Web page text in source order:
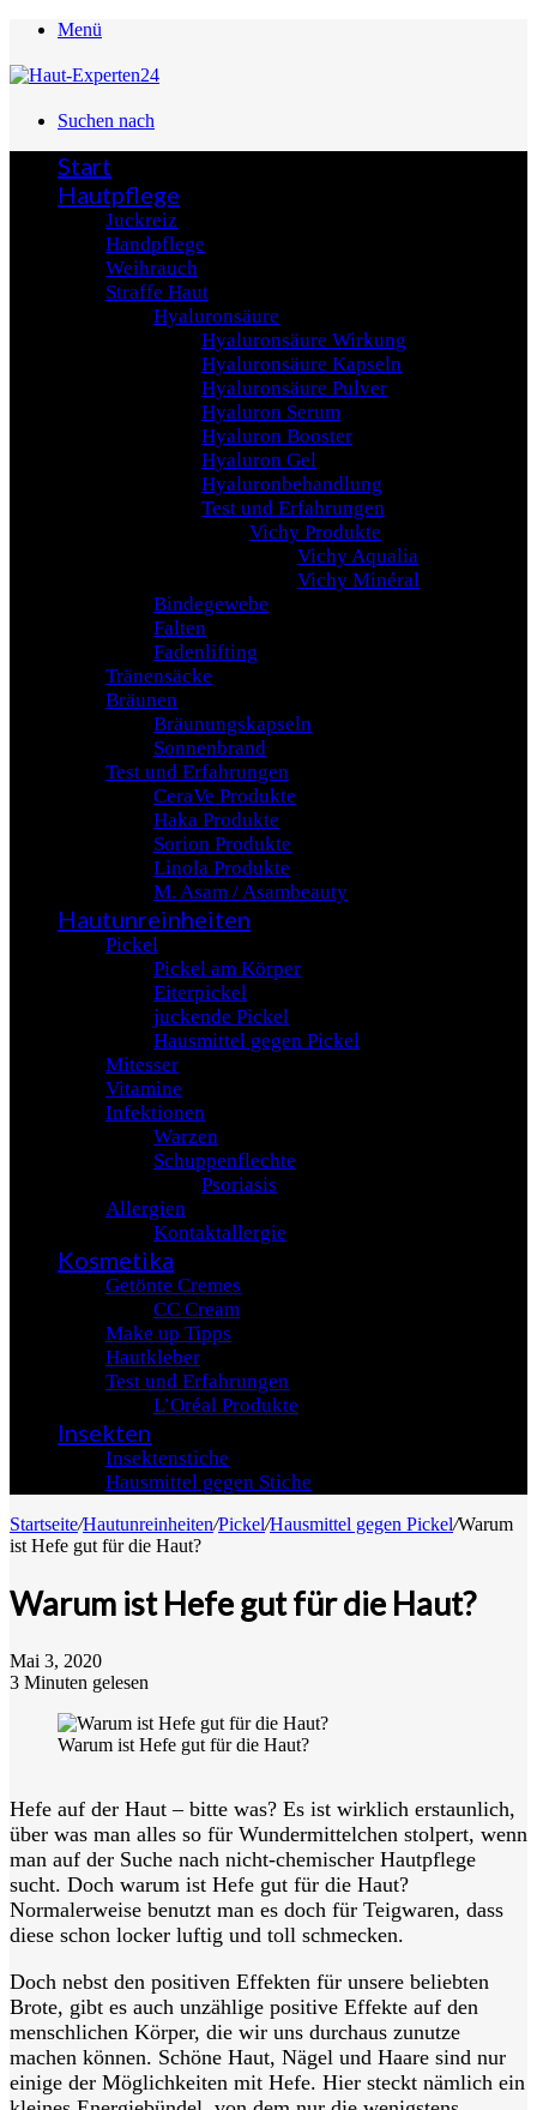
Menü
Suchen nach
Start
Hautpflege
Juckreiz
Handpflege
Weihrauch
Straffe Haut
Hyaluronsäure
Hyaluronsäure Wirkung
Hyaluronsäure Kapseln
Hyaluronsäure Pulver
Hyaluron Serum
Hyaluron Booster
Hyaluron Gel
Hyaluronbehandlung
Test und Erfahrungen
Vichy Produkte
Vichy Aqualia
Vichy Minéral
Bindegewebe
Falten
Fadenlifting
Tränensäcke
Bräunen
Bräunungskapseln
Sonnenbrand
Test und Erfahrungen
CeraVe Produkte
Haka Produkte
Sorion Produkte
Linola Produkte
M. Asam / Asambeauty
Hautunreinheiten
Pickel
Pickel am Körper
Eiterpickel
juckende Pickel
Hausmittel gegen Pickel
Mitesser
Vitamine
Infektionen
Warzen
Schuppenflechte
Psoriasis
Allergien
Kontaktallergie
Kosmetika
Getönte Cremes
CC Cream
Make up Tipps
Hautkleber
Test und Erfahrungen
L’Oréal Produkte
Insekten
Insektenstiche
Hausmittel gegen Stiche
Startseite/Hautunreinheiten/Pickel/Hausmittel gegen Pickel/Warum
ist Hefe gut für die Haut?
Warum ist Hefe gut für die Haut?
Mai 3, 2020
3 Minuten gelesen
Warum ist Hefe gut für die Haut?
Hefe auf der Haut – bitte was? Es ist wirklich erstaunlich,
über was man alles so für Wundermittelchen stolpert, wenn
man auf der Suche nach nicht-chemischer Hautpflege
sucht. Doch warum ist Hefe gut für die Haut?
Normalerweise benutzt man es doch für Teigwaren, dass
diese schon locker luftig und toll schmecken.
Doch nebst den positiven Effekten für unsere beliebten
Brote, gibt es auch unzählige positive Effekte auf den
menschlichen Körper, die wir uns durchaus zunutze
machen können. Schöne Haut, Nägel und Haare sind nur
einige der Möglichkeiten mit Hefe. Hier steckt nämlich ein